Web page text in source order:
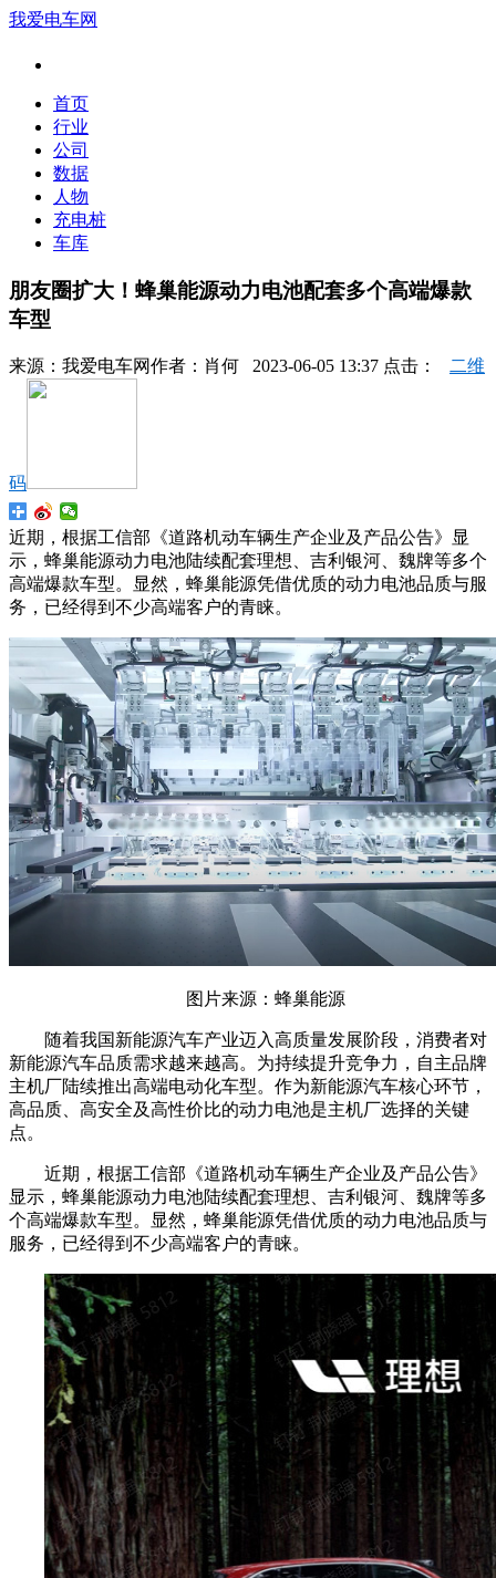
我爱电车网
首页
行业
公司
数据
人物
充电桩
车库
朋友圈扩大！蜂巢能源动力电池配套多个高端爆款
车型
来源： 我爱电车网作者： 肖何 2023-06-05 13:37 点击： 二维
码
近期，根据工信部《道路机动车辆生产企业及产品公告》显
示，蜂巢能源动力电池陆续配套理想、吉利银河、魏牌等多个
高端爆款车型。显然，蜂巢能源凭借优质的动力电池品质与服
务，已经得到不少高端客户的青睐。
图片来源：蜂巢能源
随着我国新能源汽车产业迈入高质量发展阶段，消费者对
新能源汽车品质需求越来越高。为持续提升竞争力，自主品牌
主机厂陆续推出高端电动化车型。作为新能源汽车核心环节，
高品质、高安全及高性价比的动力电池是主机厂选择的关键
点。
近期，根据工信部《道路机动车辆生产企业及产品公告》
显示，蜂巢能源动力电池陆续配套理想、吉利银河、魏牌等多
个高端爆款车型。显然，蜂巢能源凭借优质的动力电池品质与
服务，已经得到不少高端客户的青睐。